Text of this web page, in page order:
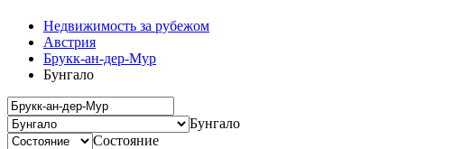
Недвижимость за рубежом
Австрия
Брукк-ан-дер-Мур
Бунгало
Бунгало
Состояние